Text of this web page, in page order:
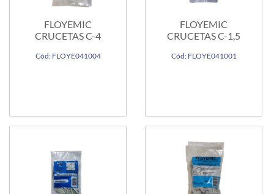
FLOYEMIC
CRUCETAS C-4
Cód: FLOYE041004
FLOYEMIC
CRUCETAS C-1,5
Cód: FLOYE041001